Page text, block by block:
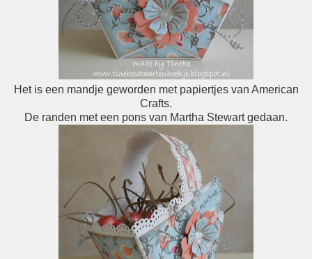
Het is een mandje geworden met papiertjes van American
Crafts.
De randen met een pons van Martha Stewart gedaan.